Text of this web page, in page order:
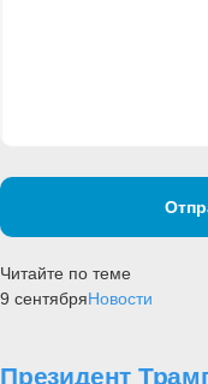
Читайте по теме
9 сентябряНовости
Президент